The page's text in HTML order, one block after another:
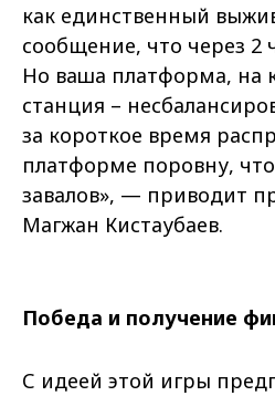
как единственный
сообщение, что через 2
Но ваша платформа, на
станция –
за короткое время
платформе поровну,
завалов», — приводит
Магжан Кистаубаев.
Победа и получение
С идеей этой игры